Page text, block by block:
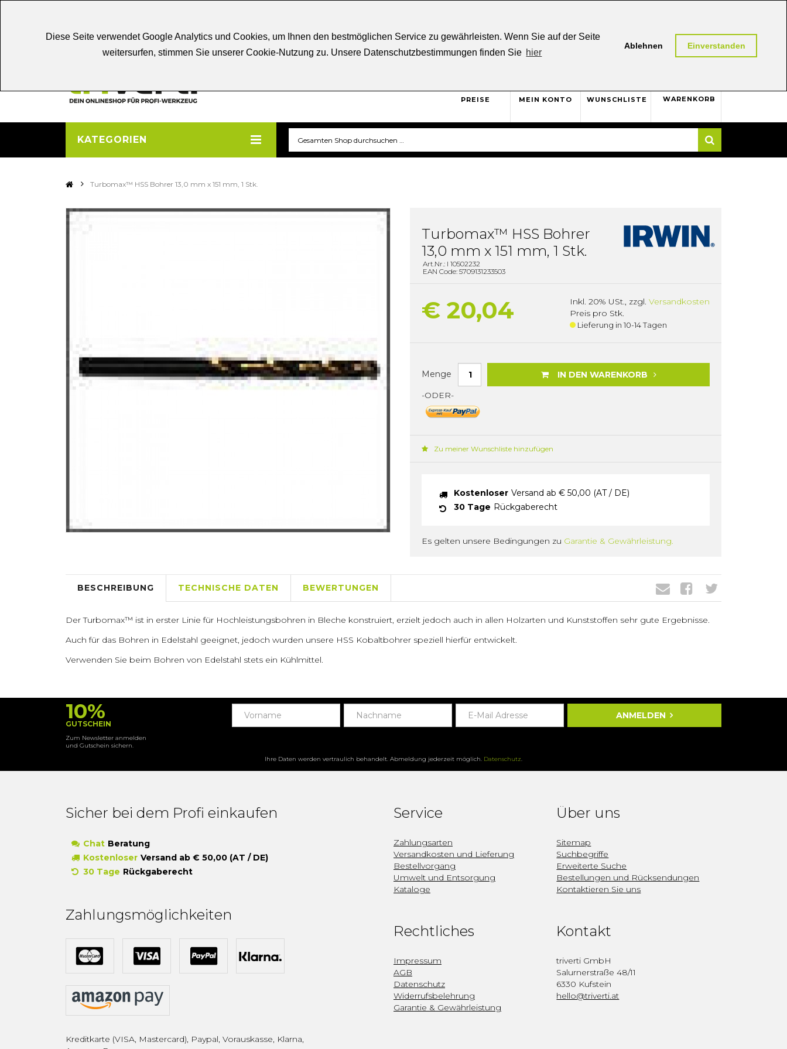
Diese Seite verwendet Google Analytics und Cookies, um Ihnen den bestmöglichen Service zu gewährleisten. Wenn Sie auf der Seite
weitersurfen, stimmen Sie unserer Cookie-Nutzung zu. Unsere Datenschutzbestimmungen finden Sie hier
Ablehnen Einverstanden
Rückgaberecht
PREISE MEIN KONTO WUNSCHLISTE WARENKORB
0
KATEGORIEN
> Turbomax™ HSS Bohrer 13,0 mm x 151 mm, 1 Stk.
Turbomax™ HSS Bohrer
13,0 mm x 151 mm, 1 Stk.
Art.Nr.: I 10502232
EAN Code: 5709131233503
€ 20,04 Inkl. 20% USt., zzgl. Versandkosten
Preis pro Stk.
Lieferung in 10-14 Tagen
Menge
IN DEN WARENKORB
-ODER-
Zu meiner Wunschliste hinzufügen
Kostenloser Versand ab € 50,00 (AT / DE)
30 Tage Rückgaberecht
Es gelten unsere Bedingungen zu Garantie & Gewährleistung.
BESCHREIBUNG TECHNISCHE DATEN BEWERTUNGEN
Der Turbomax™ ist in erster Linie für Hochleistungsbohren in Bleche konstruiert, erzielt jedoch auch in allen Holzarten und Kunststoffen sehr gute Ergebnisse.
Auch für das Bohren in Edelstahl geeignet, jedoch wurden unsere HSS Kobaltbohrer speziell hierfür entwickelt.
Verwenden Sie beim Bohren von Edelstahl stets ein Kühlmittel.
10%
GUTSCHEIN
Zum Newsletter anmelden
und Gutschein sichern.
ANMELDEN
Ihre Daten werden vertraulich behandelt. Abmeldung jederzeit möglich. Datenschutz.
Sicher bei dem Profi einkaufen
Chat Beratung
Kostenloser Versand ab € 50,00 (AT / DE)
30 Tage Rückgaberecht
Zahlungsmöglichkeiten
Kreditkarte (VISA, Mastercard), Paypal, Vorauskasse, Klarna,
Service
Zahlungsarten
Versandkosten und Lieferung
Bestellvorgang
Umwelt und Entsorgung
Kataloge
Über uns
Sitemap
Suchbegriffe
Erweiterte Suche
Bestellungen und Rücksendungen
Kontaktieren Sie uns
Rechtliches
Impressum
AGB
Datenschutz
Widerrufsbelehrung
Garantie & Gewährleistung
Kontakt
triverti GmbH
Salurnerstraße 48/11
6330 Kufstein
hello@triverti.at